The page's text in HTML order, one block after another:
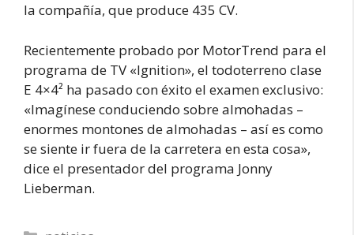
la compañía, que produce 435 CV.
Recientemente probado por MotorTrend para el
programa de TV «Ignition», el todoterreno clase
E 4×4² ha pasado con éxito el examen exclusivo:
«Imagínese conduciendo sobre almohadas –
enormes montones de almohadas – así es como
se siente ir fuera de la carretera en esta cosa»,
dice el presentador del programa Jonny
Lieberman.